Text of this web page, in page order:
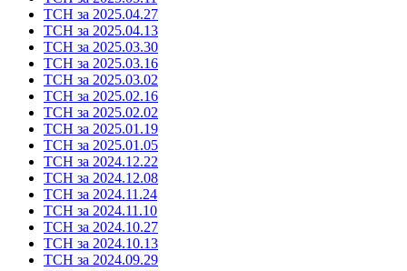
ТСН за 2025.04.27
ТСН за 2025.04.13
ТСН за 2025.03.30
ТСН за 2025.03.16
ТСН за 2025.03.02
ТСН за 2025.02.16
ТСН за 2025.02.02
ТСН за 2025.01.19
ТСН за 2025.01.05
ТСН за 2024.12.22
ТСН за 2024.12.08
ТСН за 2024.11.24
ТСН за 2024.11.10
ТСН за 2024.10.27
ТСН за 2024.10.13
ТСН за 2024.09.29